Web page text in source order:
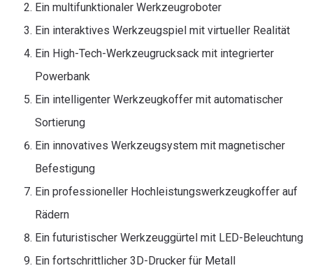
Ein multifunktionaler Werkzeugroboter
Ein interaktives Werkzeugspiel mit virtueller Realität
Ein High-Tech-Werkzeugrucksack mit integrierter
Powerbank
Ein intelligenter Werkzeugkoffer mit automatischer
Sortierung
Ein innovatives Werkzeugsystem mit magnetischer
Befestigung
Ein professioneller Hochleistungswerkzeugkoffer auf
Rädern
Ein futuristischer Werkzeuggürtel mit LED-Beleuchtung
Ein fortschrittlicher 3D-Drucker für Metall